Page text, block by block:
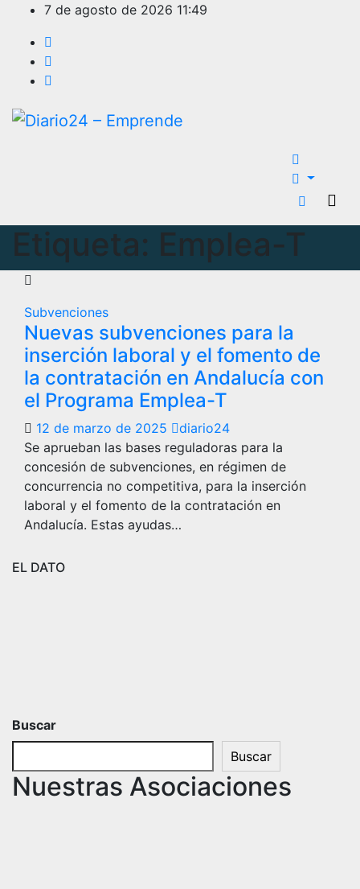
contenido
7 de agosto de 2026 11:49
Etiqueta: Emplea-T
Subvenciones
Nuevas subvenciones para la
inserción laboral y el fomento de
la contratación en Andalucía con
el Programa Emplea-T
12 de marzo de 2025
diario24
Se aprueban las bases reguladoras para la
concesión de subvenciones, en régimen de
concurrencia no competitiva, para la inserción
laboral y el fomento de la contratación en
Andalucía. Estas ayudas…
EL DATO
Buscar
Buscar
Nuestras Asociaciones